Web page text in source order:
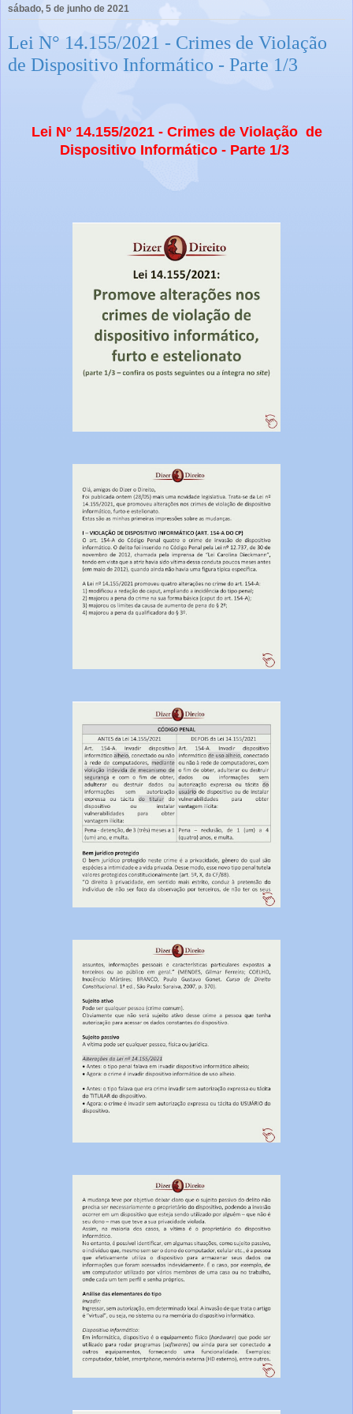
sábado, 5 de junho de 2021
Lei N° 14.155/2021 - Crimes de Violação
de Dispositivo Informático - Parte 1/3
Lei N° 14.155/2021 - Crimes de Violação de
Dispositivo Informático - Parte 1/3